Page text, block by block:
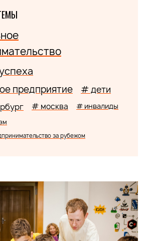
предприятие # дети
# москва # инвалиды
за рубежом